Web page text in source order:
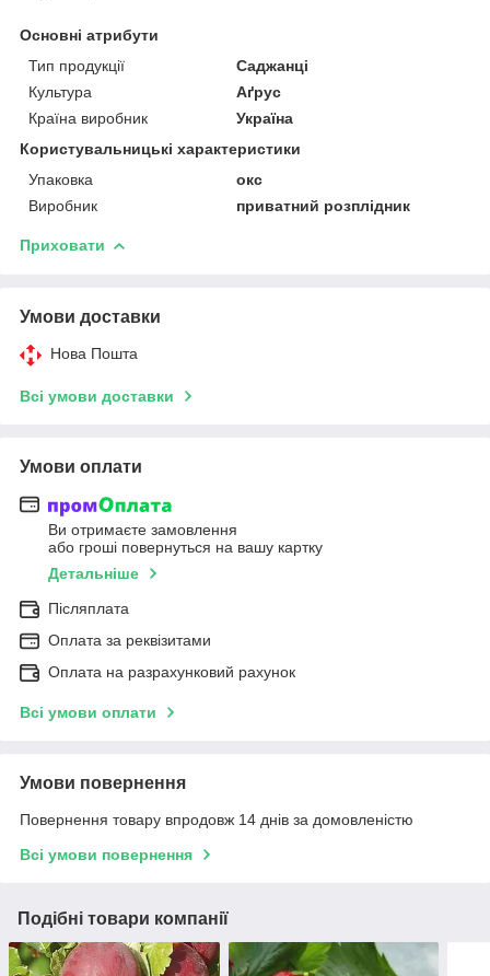
Основні атрибути
Тип продукції
Саджанці
Культура
Аґрус
Країна виробник
Україна
Користувальницькі характеристики
Упаковка
окс
Виробник
приватний розплідник
Приховати
Умови доставки
Нова Пошта
Всі умови доставки
Умови оплати
Ви отримаєте замовлення
або гроші повернуться на вашу картку
Детальніше
Післяплата
Оплата за реквізитами
Оплата на разрахунковий рахунок
Всі умови оплати
Умови повернення
Повернення товару впродовж 14 днів за домовленістю
Всі умови повернення
Подібні товари компанії